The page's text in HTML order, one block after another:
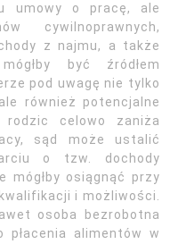
umowy o pracę, ale
cywilnoprawnych,
z najmu, a także
być źródłem
pod uwagę nie tylko
również potencjalne
rodzic celowo zaniża
sąd może ustalić
o tzw. dochody
mógłby osiągnąć przy
i możliwości.
osoba bezrobotna
płacenia alimentów w